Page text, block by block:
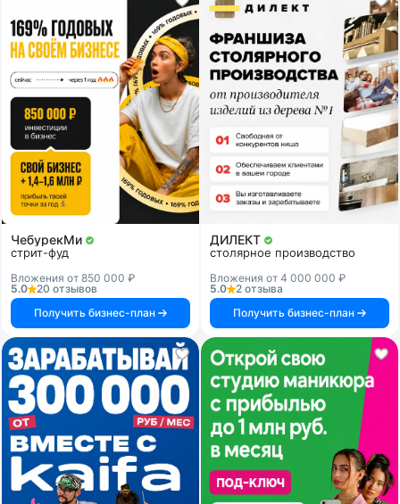
ЧебурекМи
стрит-фуд
Вложения от 850 000 ₽
5.0
20 отзывов
Получить бизнес-план
ДИЛЕКТ
столярное производство
Вложения от 4 000 000 ₽
5.0
2 отзыва
Получить бизнес-план